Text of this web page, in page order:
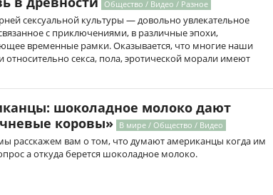
Общество / Видео / Разное
сексуальной культуры — довольно увлекательное
с приключениями, в различные эпохи,
временные рамки. Оказывается, что многие наши
относительно секса, пола, эротической морали имеют
шоколадное молоко дают
коровы» В мире / Общество / Видео
расскажем вам о том, что думают американцы когда им
а откуда берется шоколадное молоко.